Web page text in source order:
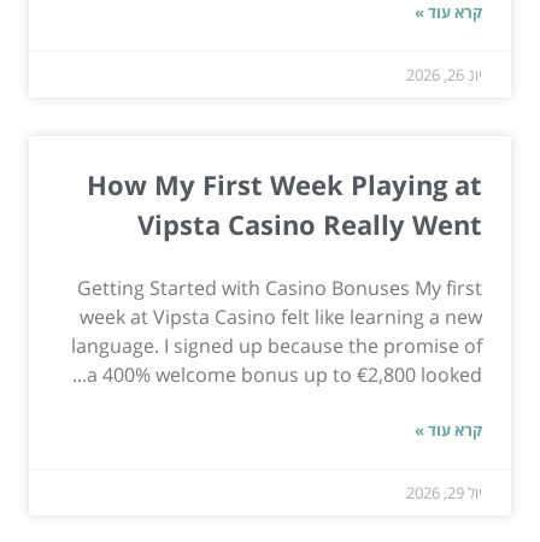
קרא עוד »
יונ 26, 2026
How My First Week Playing at
Vipsta Casino Really Went
Getting Started with Casino Bonuses My first
week at Vipsta Casino felt like learning a new
language. I signed up because the promise of
a 400% welcome bonus up to €2,800 looked...
קרא עוד »
יול 29, 2026